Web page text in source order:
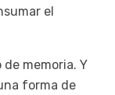
el
memoria. Y
forma de